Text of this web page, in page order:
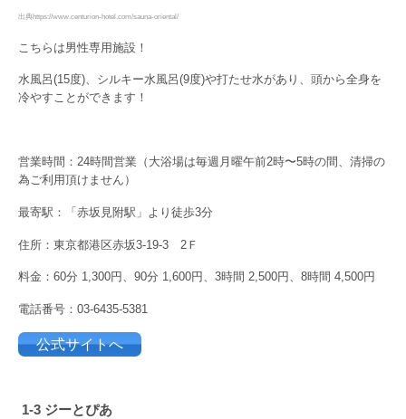
出典https://www.centurion-hotel.com/sauna-oriental/
こちらは男性専用施設！
水風呂(15度)、シルキー水風呂(9度)や打たせ水があり、頭から全身を
冷やすことができます！
営業時間：24時間営業（大浴場は毎週月曜午前2時〜5時の間、清掃の
為ご利用頂けません）
最寄駅：「赤坂見附駅」より徒歩3分
住所：東京都港区赤坂3-19-3 2Ｆ
料金：60分 1,300円、90分 1,600円、3時間 2,500円、8時間 4,500円
電話番号：03-6435-5381
公式サイトへ
1-3 ジーとぴあ